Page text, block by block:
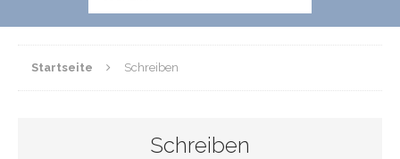
Startseite Schreiben
Schreiben